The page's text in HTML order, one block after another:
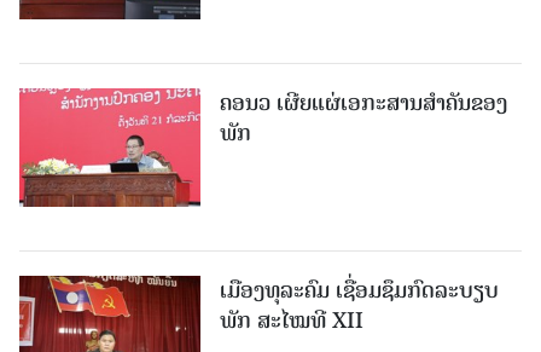
ຄອນວ ເຜີຍແຜ່ເອກະສານສໍາຄັນຂອງ
ພັກ
ເມືອງທຸລະຄົມ ເຊື່ອມຊຶມກົດລະບຽບ
ພັກ ສະໄໝທີ XII